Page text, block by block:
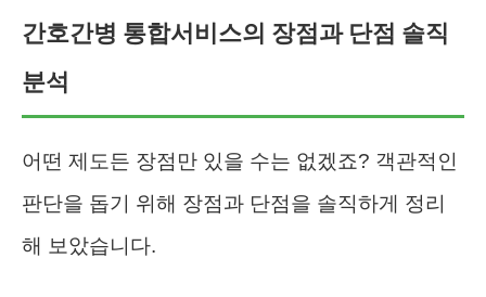
간호간병 통합서비스의 장점과 단점 솔직
분석
어떤 제도든 장점만 있을 수는 없겠죠? 객관적인
판단을 돕기 위해 장점과 단점을 솔직하게 정리
해 보았습니다.